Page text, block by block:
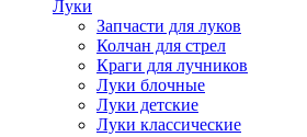
Луки
Запчасти для луков
Колчан для стрел
Краги для лучников
Луки блочные
Луки детские
Луки классические